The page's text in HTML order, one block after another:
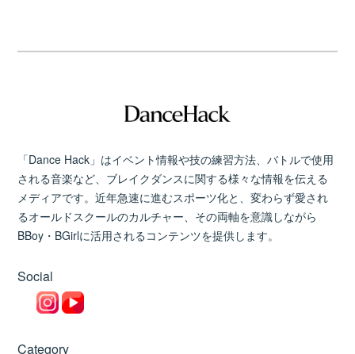
「Dance Hack」はイベント情報や技の練習方法、バトルで使用
される音楽など、ブレイクダンスに関する様々な情報を伝える
メディアです。近年急速に進むスポーツ化と、変わらず愛され
るオールドスクールのカルチャー、その両軸を意識しながら
BBoy・BGirlに活用されるコンテンツを提供します。
Social
Category